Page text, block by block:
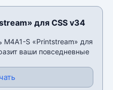
для CSS v34
S «Printstream» для
ваши повседневные